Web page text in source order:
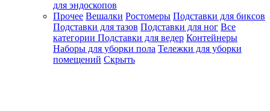
для эндоскопов
Прочее Вешалки Ростомеры Подставки для биксов
Подставки для тазов Подставки для ног Все
категории Подставки для ведер Контейнеры
Наборы для уборки пола Тележки для уборки
помещений Скрыть